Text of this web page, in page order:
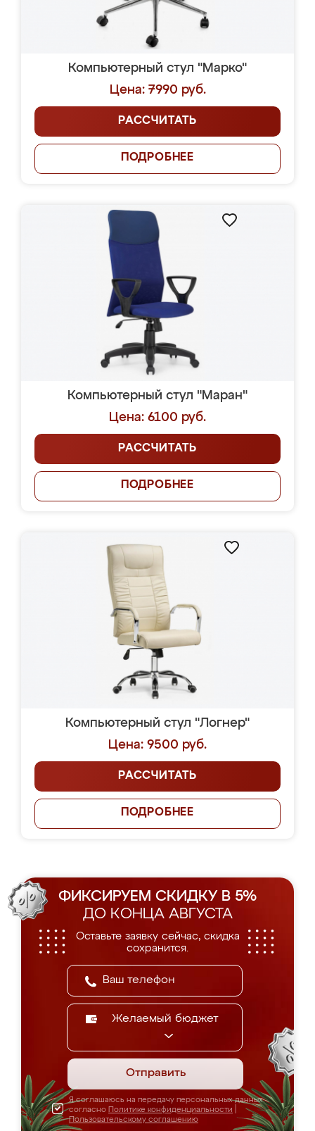
Компьютерный стул "Марко"
Цена: 7990 руб.
РАССЧИТАТЬ
ПОДРОБНЕЕ
Компьютерный стул "Маран"
Цена: 6100 руб.
РАССЧИТАТЬ
ПОДРОБНЕЕ
Компьютерный стул "Логнер"
Цена: 9500 руб.
РАССЧИТАТЬ
ПОДРОБНЕЕ
ФИКСИРУЕМ СКИДКУ В 5%
ДО КОНЦА АВГУСТА
Оставьте заявку сейчас, скидка
сохранится.
Желаемый бюджет
Отправить
Я соглашаюсь на передачу персональных данных
согласно Политике конфиденциальности
Пользовательскому соглашению